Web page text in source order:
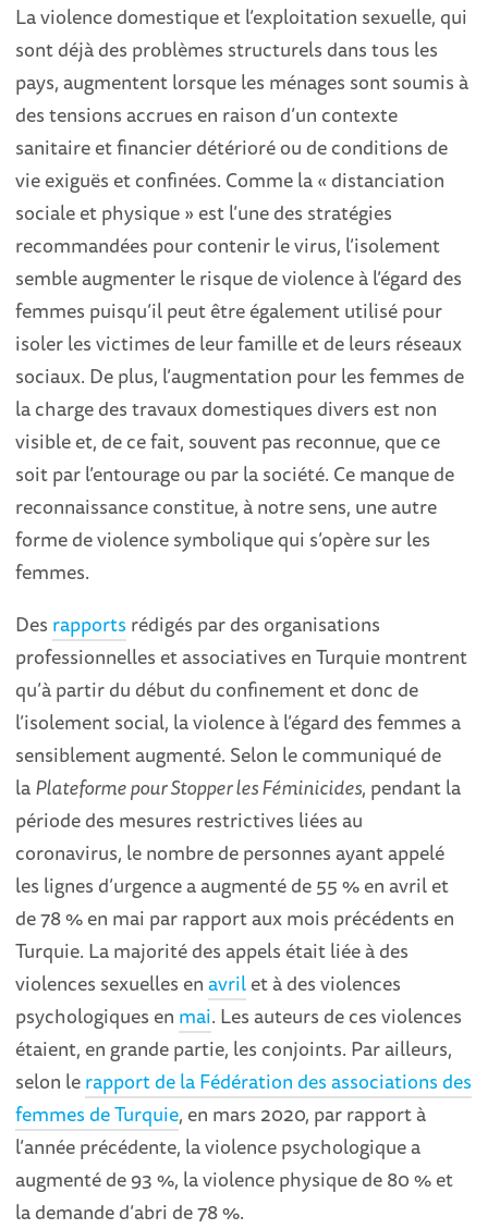
La violence domestique et l’exploitation sexuelle, qui
sont déjà des problèmes structurels dans tous les
pays, augmentent lorsque les ménages sont soumis à
des tensions accrues en raison d’un contexte
sanitaire et financier détérioré ou de conditions de
vie exiguës et confinées. Comme la « distanciation
sociale et physique » est l’une des stratégies
recommandées pour contenir le virus, l’isolement
semble augmenter le risque de violence à l’égard des
femmes puisqu’il peut être également utilisé pour
isoler les victimes de leur famille et de leurs réseaux
sociaux. De plus, l’augmentation pour les femmes de
la charge des travaux domestiques divers est non
visible et, de ce fait, souvent pas reconnue, que ce
soit par l’entourage ou par la société. Ce manque de
reconnaissance constitue, à notre sens, une autre
forme de violence symbolique qui s’opère sur les
femmes.
Des rapports rédigés par des organisations
professionnelles et associatives en Turquie montrent
qu’à partir du début du confinement et donc de
l’isolement social, la violence à l’égard des femmes a
sensiblement augmenté. Selon le communiqué de
laPlateforme pour Stopper les Féminicides, pendant la
période des mesures restrictives liées au
coronavirus, le nombre de personnes ayant appelé
les lignes d’urgence a augmenté de 55 % en avril et
de 78 % en mai par rapport aux mois précédents en
Turquie. La majorité des appels était liée à des
violences sexuelles enavrilet à des violences
psychologiques en mai. Les auteurs de ces violences
étaient, en grande partie, les conjoints. Par ailleurs,
selon lerapport de la Fédération des associations des
femmes de Turquie, en mars 2020, par rapport à
l’année précédente, la violence psychologique a
augmenté de 93 %, la violence physique de 80 % et
la demande d’abri de 78 %.